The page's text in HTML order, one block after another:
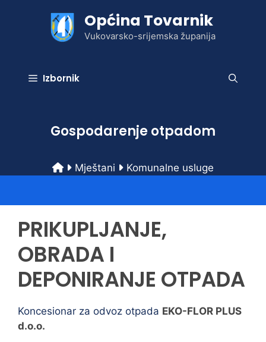
Općina Tovarnik
Vukovarsko-srijemska županija
Izbornik
Gospodarenje otpadom
Mještani Komunalne usluge
PRIKUPLJANJE,
OBRADA I
DEPONIRANJE OTPADA
Koncesionar za odvoz otpada EKO-FLOR PLUS
d.o.o.